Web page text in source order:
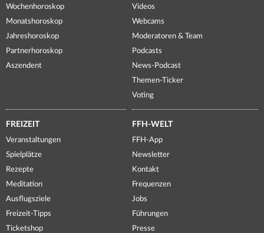
Wochenhoroskop
Monatshoroskop
Jahreshoroskop
Partnerhoroskop
Aszendent
Videos
Webcams
Moderatoren & Team
Podcasts
News-Podcast
Themen-Ticker
Voting
FREIZEIT
Veranstaltungen
Spielplätze
Rezepte
Meditation
Ausflugsziele
Freizeit-Tipps
Ticketshop
FFH-WELT
FFH-App
Newsletter
Kontakt
Frequenzen
Jobs
Führungen
Presse